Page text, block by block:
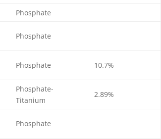
Phosphate
Phosphate
Phosphate 10.7%
Phosphate-
Titanium
2.89%
Phosphate